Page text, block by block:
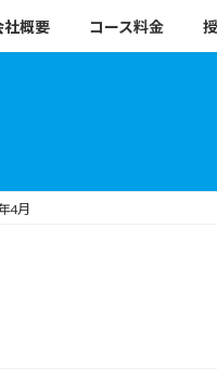
社概要 コース料金
4月